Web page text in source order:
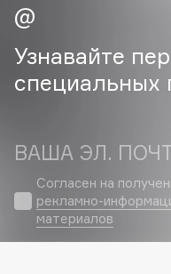
Cadence
Capelli Dorati
Carbon Theory
Catrice
Celimax
Cettua
Chupa Chups
Узнавайте
специальных
ВАША ЭЛ.
Согласен на
рекламно-
материалов